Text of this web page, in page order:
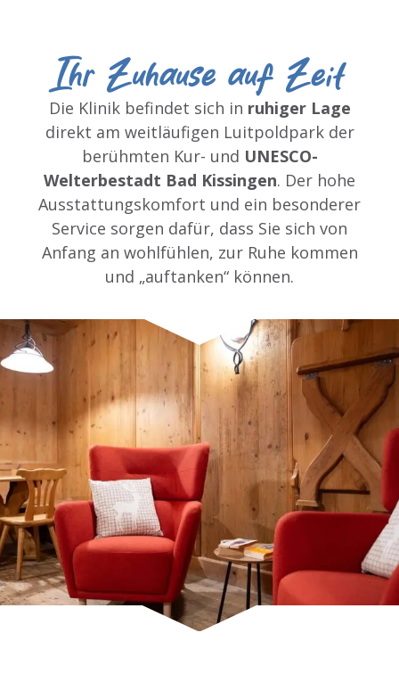
Ihr Zuhause auf Zeit
Die Klinik befindet sich in ruhiger Lage
direkt am weitläufigen Luitpoldpark der
berühmten Kur- und UNESCO-
Welterbestadt Bad Kissingen. Der hohe
Ausstattungskomfort und ein besonderer
Service sorgen dafür, dass Sie sich von
Anfang an wohlfühlen, zur Ruhe kommen
und „auftanken“ können.